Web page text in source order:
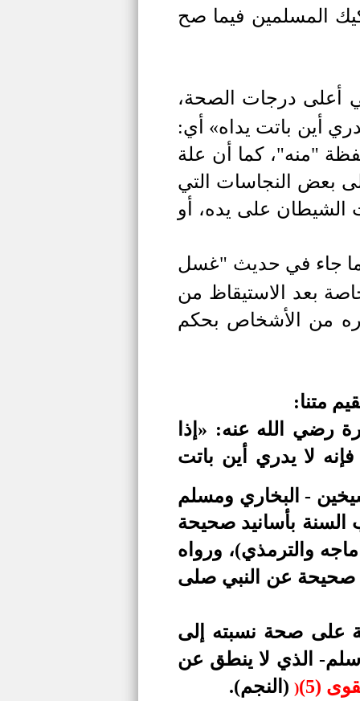
المسلمين فيما صح
أعلى درجات الصحة،
أين باتت يداه» أي:
"منه"، كما أن علة
بعض النجاسات التي
على يده، أو
ما جاء في حديث "غسل
بعد الاستيقاظ من
من الأشخاص بحكم
متنا:
رضي الله عنه: «إذا
لا يدري أين باتت
- البخاري ومسلم
السنة بأسانيد صحيحة
والترمذي)، ورواه
صحيحة عن النبي صلى
على صحة نسبته إلى
الذي لا ينطق عن
( (النجم).